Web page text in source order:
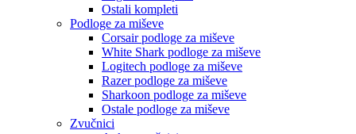
Ostali kompleti
Podloge za miševe
Corsair podloge za miševe
White Shark podloge za miševe
Logitech podloge za miševe
Razer podloge za miševe
Sharkoon podloge za miševe
Ostale podloge za miševe
Zvučnici